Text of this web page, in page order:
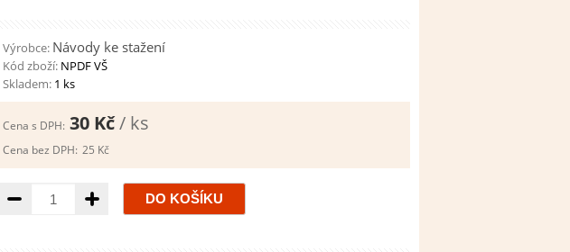
Výrobce: Návody ke stažení
Kód zboží: NPDF VŠ
Skladem: 1 ks
Cena s DPH: 30 Kč/ ks
Cena bez DPH: 25 Kč
Množství